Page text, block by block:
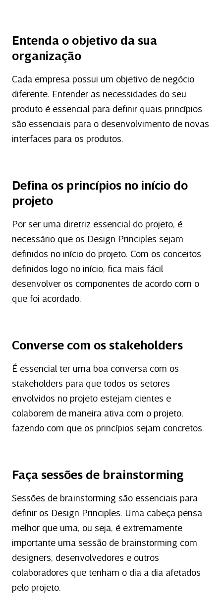
Entenda o objetivo da sua
organização
Cada empresa possui um objetivo de negócio
diferente. Entender as necessidades do seu
produto é essencial para definir quais princípios
são essenciais para o desenvolvimento de novas
interfaces para os produtos.
Defina os princípios no início do
projeto
Por ser uma diretriz essencial do projeto, é
necessário que os Design Principles sejam
definidos no início do projeto. Com os conceitos
definidos logo no início, fica mais fácil
desenvolver os componentes de acordo com o
que foi acordado.
Converse com os stakeholders
É essencial ter uma boa conversa com os
stakeholders para que todos os setores
envolvidos no projeto estejam cientes e
colaborem de maneira ativa com o projeto,
fazendo com que os princípios sejam concretos.
Faça sessões de brainstorming
Sessões de brainstorming são essenciais para
definir os Design Principles. Uma cabeça pensa
melhor que uma, ou seja, é extremamente
importante uma sessão de brainstorming com
designers, desenvolvedores e outros
colaboradores que tenham o dia a dia afetados
pelo projeto.